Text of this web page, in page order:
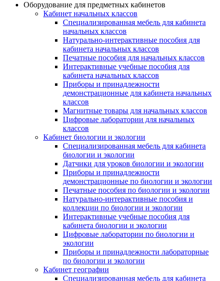
Оборудование для предметных кабинетов
Кабинет начальных классов
Специализированная мебель для кабинета
начальных классов
Натурально-интерактивные пособия для
кабинета начальных классов
Печатные пособия для начальных классов
Интерактивные учебные пособия для
кабинета начальных классов
Приборы и принадлежности
демонстрационные для кабинета начальных
классов
Магнитные товары для начальных классов
Цифровые лаборатории для начальных
классов
Кабинет биологии и экологии
Специализированная мебель для кабинета
биологии и экологии
Датчики для уроков биологии и экологии
Приборы и принадлежности
демонстрационные по биологии и экологии
Печатные пособия по биологии и экологии
Натурально-интерактивные пособия и
коллекции по биологии и экологии
Интерактивные учебные пособия для
кабинета биологии и экологии
Цифровые лаборатории по биологии и
экологии
Приборы и принадлежности лабораторные
по биологии и экологии
Кабинет географии
Специализированная мебель для кабинета